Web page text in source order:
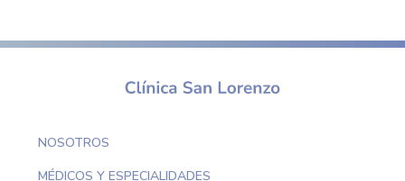
NOSOTROS
MÉDICOS Y ESPECIALIDADES